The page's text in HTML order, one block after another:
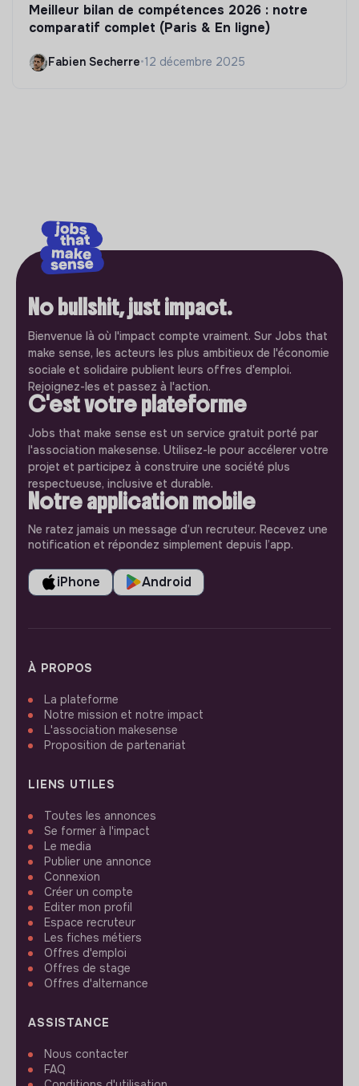
Meilleur bilan de compétences 2026 : notre
comparatif complet (Paris & En ligne)
Fabien Secherre•12 décembre 2025
No bullshit, just impact.
Bienvenue là où l'impact compte vraiment. Sur Jobs that
make sense, les acteurs les plus ambitieux de l'économie
sociale et solidaire publient leurs offres d'emploi.
Rejoignez-les et passez à l'action.
C'est votre plateforme
Jobs that make sense est un service gratuit porté par
l'association makesense. Utilisez-le pour accélerer votre
projet et participez à construire une société plus
respectueuse, inclusive et durable.
Notre application mobile
Ne ratez jamais un message d’un recruteur. Recevez une
notification et répondez simplement depuis l’app.
iPhone Android
À PROPOS
La plateforme
Notre mission et notre impact
L'association makesense
Proposition de partenariat
LIENS UTILES
Toutes les annonces
Se former à l'impact
Le media
Publier une annonce
Connexion
Créer un compte
Editer mon profil
Espace recruteur
Les fiches métiers
Offres d'emploi
Offres de stage
Offres d'alternance
ASSISTANCE
Nous contacter
FAQ